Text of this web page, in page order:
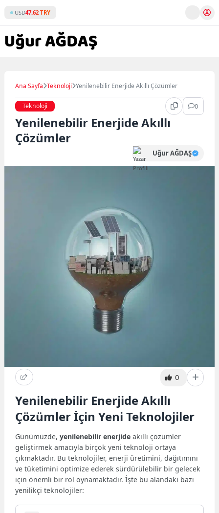
content
USD47.62 TRY
Ana Sayfa Teknoloji Yenilenebilir Enerjide Akıllı Çözümler
Teknoloji 0
Yenilenebilir Enerjide Akıllı
Çözümler
Uğur AĞDAŞ
0
Yenilenebilir Enerjide Akıllı
Çözümler İçin Yeni Teknolojiler
Günümüzde,yenilenebilir enerjide akıllı çözümler
geliştirmek amacıyla birçok yeni teknoloji ortaya
çıkmaktadır. Bu teknolojiler, enerji üretimini, dağıtımını
ve tüketimini optimize ederek sürdürülebilir bir gelecek
için önemli bir rol oynamaktadır. İşte bu alandaki bazı
yenilikçi teknolojiler: